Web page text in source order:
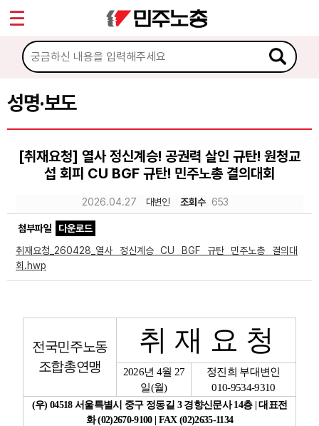
성명·보도
[취재요청] 열사 정신계승! 공권력 살인 규탄! 원청교
섭 회피 CU BGF 규탄! 민주노총 결의대회
2026.04.27 대변인 조회수 653
첨부파일
다운로드
취재요청_260428_열사 정신계승 CU BGF 규탄 민주노총 결의대
회.hwp
전국민주노동
조합총연맹
취 재 요 청
2026년 4월 27
일(월)
정진희 부대변인
010-9534-9310
(우) 04518서울특별시 중구 정동길 3 경향신문사14층 |대표전
화(02)2670-9100 | FAX (02)2635-1134
마이페이지
소개
소식
공지사항
성명·보도
노동상담
자료
업무
Sketchbook5, 스케치북5
Sketchbook5, 스케치북5